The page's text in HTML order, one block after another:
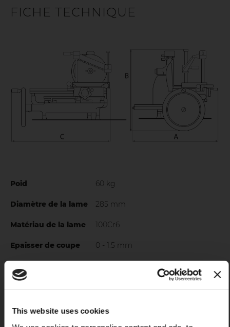
This website uses cookies
Plaque de réception amovible en pâte de verre blanche
Pare-lame avec système d'ouverture manuelle pour une
meilleure sécurité
Anneau de protection arrière de lame pour une
meilleure sécurité
Commandes ergonomiques en position confortable
pour maximiser la prise en main et minimiser tout effort
pour l'opérateur
FICHE TECHNIQUE
Poid 60 kg
Diamètre de la lame 285 mm
Matériau de la lame 100Cr6
Epaisser de coupe 0 - 1.5 mm
(circulaire)
(rectangulaire)